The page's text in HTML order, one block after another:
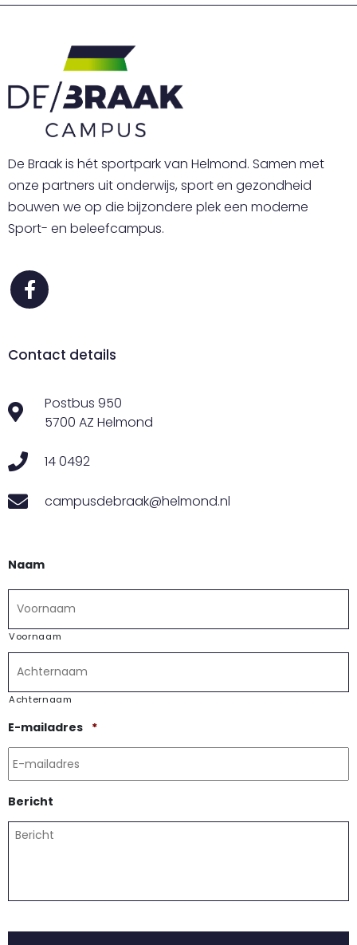
De Braak is hét sportpark van Helmond. Samen met
onze partners uit onderwijs, sport en gezondheid
bouwen we op die bijzondere plek een moderne
Sport- en beleefcampus.
Contact details
Postbus 950
5700 AZ Helmond
14 0492
campusdebraak@helmond.nl
Naam
Voornaam
Achternaam
E-mailadres *Vereist
Bericht